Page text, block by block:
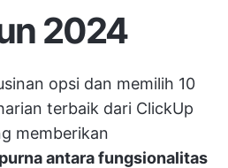
2024
opsi dan memilih 10
terbaik dari ClickUp
memberikan
antara fungsionalitas